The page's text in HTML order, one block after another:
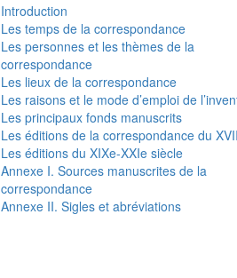
Introduction
Les temps de la correspondance
Les personnes et les thèmes de la
correspondance
Les lieux de la correspondance
Les raisons et le mode d’emploi de
Les principaux fonds manuscrits
Les éditions de la correspondance du
Les éditions du XIXe-XXIe siècle
Annexe I. Sources manuscrites de la
correspondance
Annexe II. Sigles et abréviations